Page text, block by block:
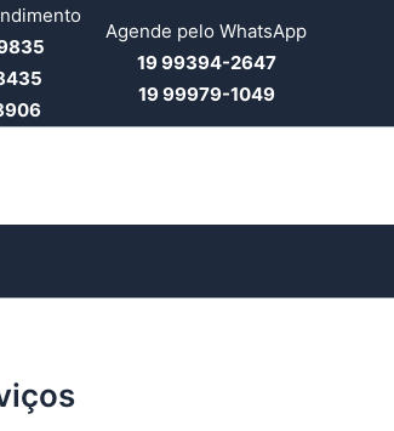
Agende pelo WhatsApp
19 99394-2647
19 99979-1049